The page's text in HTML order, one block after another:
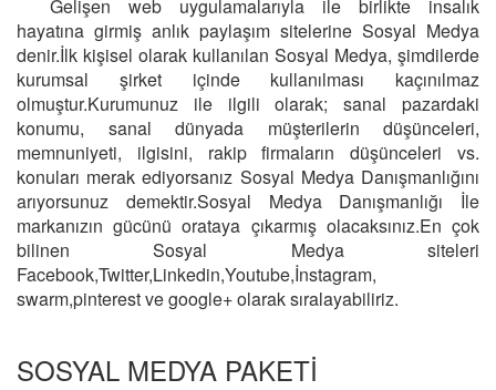
WEB
TASARIM|fsdbilisim.com
»SEO
Gelişen web uygulamalarıyla ile birlikte insalık
hayatına girmiş anlık paylaşım sitelerine Sosyal Medya
denir.İlk kişisel olarak kullanılan Sosyal Medya, şimdilerde
kurumsal şirket içinde kullanılması kaçınılmaz
olmuştur.Kurumunuz ile ilgili olarak; sanal pazardaki
konumu, sanal dünyada müşterilerin düşünceleri,
memnuniyeti, ilgisini, rakip firmaların düşünceleri vs.
konuları merak ediyorsanız Sosyal Medya Danışmanlığını
arıyorsunuz demektir.Sosyal Medya Danışmanlığı İle
markanızın gücünü orataya çıkarmış olacaksınız.En çok
bilinen Sosyal Medya siteleri
Facebook,Twitter,Linkedin,Youtube,İnstagram,
swarm,pinterest ve google+ olarak sıralayabiliriz.
SOSYAL MEDYA PAKETİ